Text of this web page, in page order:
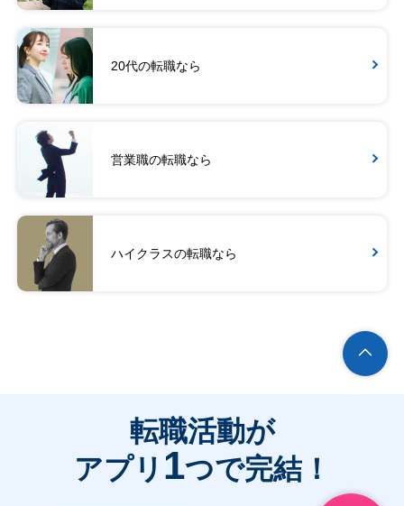
20代の転職なら
営業職の転職なら
ハイクラスの転職なら
転職活動が
アプリ 1つで完結！